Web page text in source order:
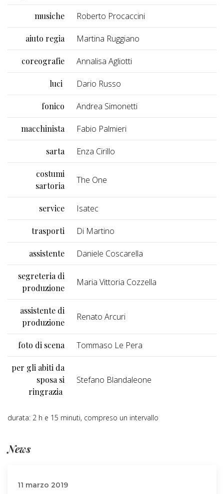
musiche Roberto Procaccini
aiuto regia Martina Ruggiano
coreografie Annalisa Agliotti
luci Dario Russo
fonico Andrea Simonetti
macchinista Fabio Palmieri
sarta Enza Cirillo
costumi
sartoria
The One
service Isatec
trasporti Di Martino
assistente Daniele Coscarella
segreteria di
produzione
Maria Vittoria Cozzella
assistente di
produzione
Renato Arcuri
foto di scena Tommaso Le Pera
per gli abiti da
sposa si
ringrazia
Stefano Blandaleone
durata: 2 h e 15 minuti, compreso un intervallo
News
11 marzo 2019